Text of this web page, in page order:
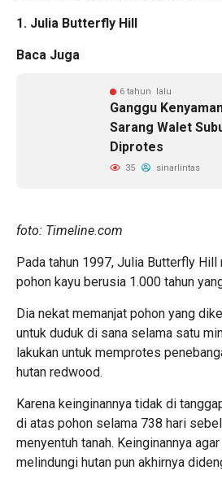
1. Julia Butterfly Hill
Baca Juga
6 tahun lalu
Ganggu
Sarang Walet
Diprotes
35 sinarlintas
foto: Timeline.com
Pada tahun 1997, Julia Butterfly Hill
pohon kayu berusia 1.000 tahun
Dia nekat memanjat pohon yang
untuk duduk di sana selama satu
lakukan untuk memprotes
hutan redwood.
Karena keinginannya tidak di
di atas pohon selama 738 hari
menyentuh tanah. Keinginannya
melindungi hutan pun akhirnya